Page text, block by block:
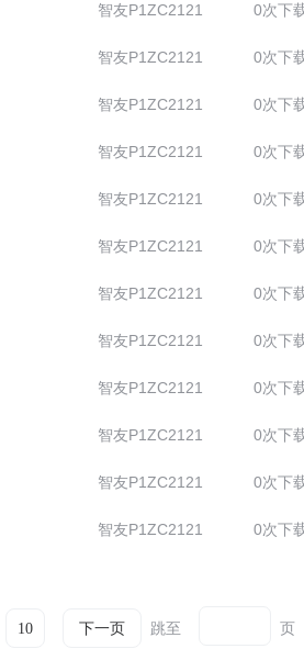
智友P1ZC2121 0次下
智友P1ZC2121 0次下
智友P1ZC2121 0次下
智友P1ZC2121 0次下
智友P1ZC2121 0次下
智友P1ZC2121 0次下
智友P1ZC2121 0次下
智友P1ZC2121 0次下
智友P1ZC2121 0次下
智友P1ZC2121 0次下
智友P1ZC2121 0次下
智友P1ZC2121 0次下
10 下一页 跳至 页